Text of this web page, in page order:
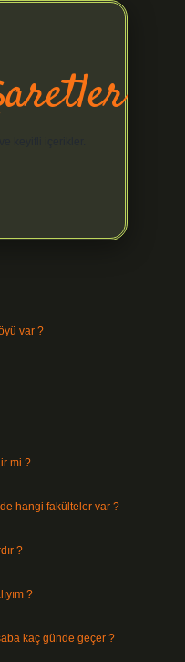
var ?
mi ?
hangi fakülteler var ?
?
?
kaç günde geçer ?